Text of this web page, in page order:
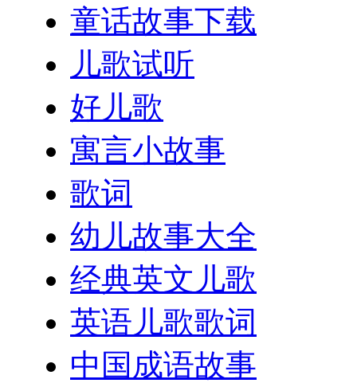
童话故事下载
儿歌试听
好儿歌
寓言小故事
歌词
幼儿故事大全
经典英文儿歌
英语儿歌歌词
中国成语故事